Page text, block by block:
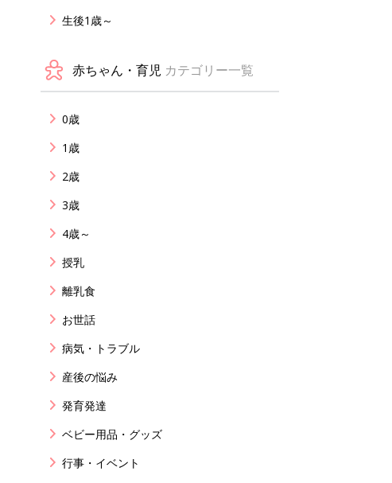
生後1歳～
赤ちゃん・育児 カテゴリー一覧
0歳
1歳
2歳
3歳
4歳～
授乳
離乳食
お世話
病気・トラブル
産後の悩み
発育発達
ベビー用品・グッズ
行事・イベント